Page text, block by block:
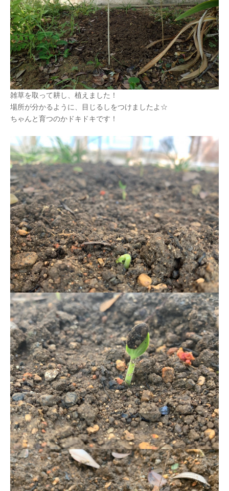
雑草を取って耕し、植えました！
場所が分かるように、目じるしをつけましたよ☆
ちゃんと育つのかドキドキです！